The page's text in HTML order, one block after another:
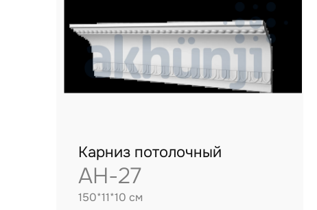
Карниз потолочный
AH-27
150*11*10 см